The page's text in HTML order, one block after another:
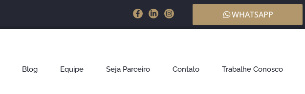
WHATSAPP
Blog Equipe Seja Parceiro Contato Trabalhe Conosco